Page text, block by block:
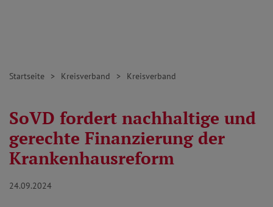
Startseite Kreisverband Kreisverband
SoVD fordert nachhaltige und
gerechte Finanzierung der
Krankenhausreform
24.09.2024